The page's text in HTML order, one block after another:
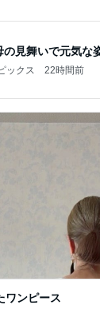
の見舞いで元気な
ックス 22時間前
ワンピース